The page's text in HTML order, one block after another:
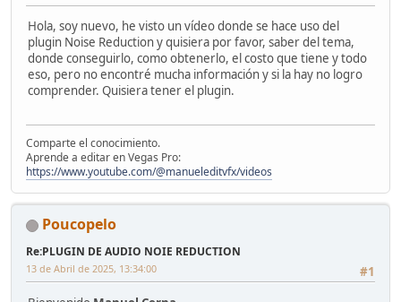
Hola, soy nuevo, he visto un vídeo donde se hace uso del
plugin Noise Reduction y quisiera por favor, saber del tema,
donde conseguirlo, como obtenerlo, el costo que tiene y todo
eso, pero no encontré mucha información y si la hay no logro
comprender. Quisiera tener el plugin.
Comparte el conocimiento.
Aprende a editar en Vegas Pro:
https://www.youtube.com/@manueleditvfx/videos
Poucopelo
Re:PLUGIN DE AUDIO NOIE REDUCTION
#1
13 de Abril de 2025, 13:34:00